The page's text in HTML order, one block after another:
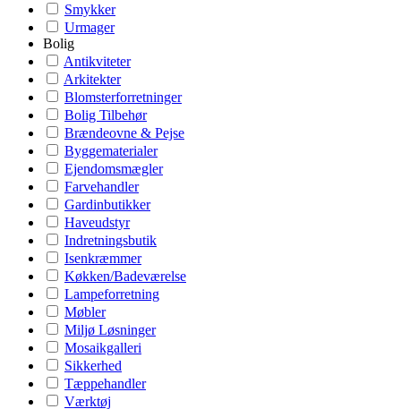
Smykker
Urmager
Bolig
Antikviteter
Arkitekter
Blomsterforretninger
Bolig Tilbehør
Brændeovne & Pejse
Byggematerialer
Ejendomsmægler
Farvehandler
Gardinbutikker
Haveudstyr
Indretningsbutik
Isenkræmmer
Køkken/Badeværelse
Lampeforretning
Møbler
Miljø Løsninger
Mosaikgalleri
Sikkerhed
Tæppehandler
Værktøj